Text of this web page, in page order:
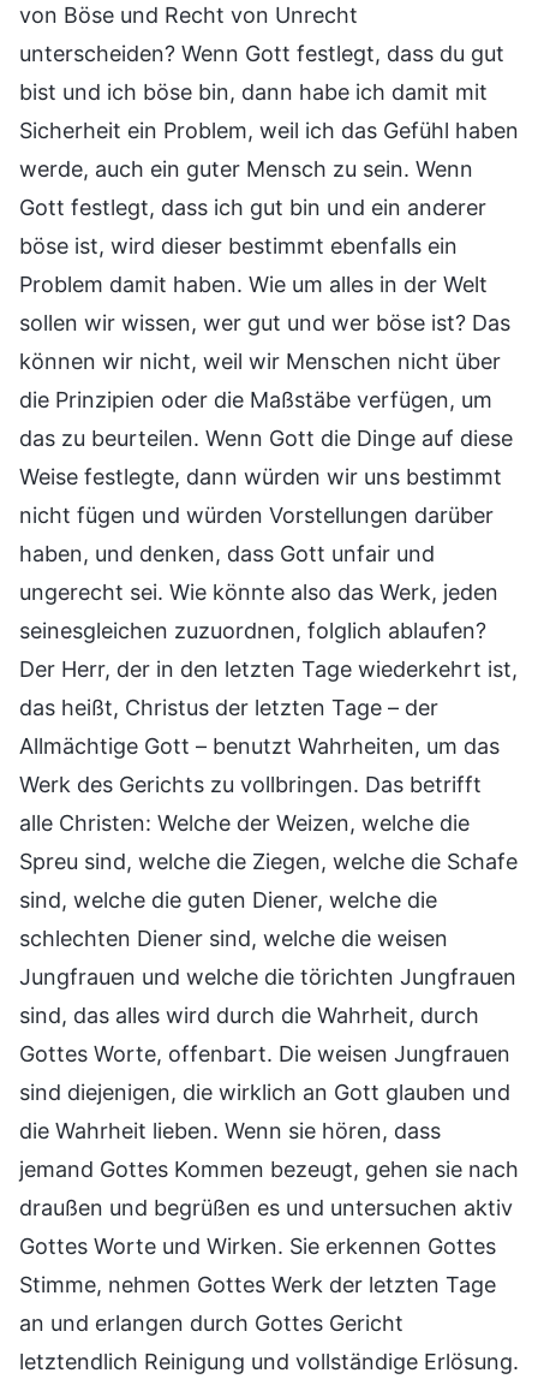
von Böse und Recht von Unrecht
unterscheiden? Wenn Gott festlegt, dass du gut
bist und ich böse bin, dann habe ich damit mit
Sicherheit ein Problem, weil ich das Gefühl haben
werde, auch ein guter Mensch zu sein. Wenn
Gott festlegt, dass ich gut bin und ein anderer
böse ist, wird dieser bestimmt ebenfalls ein
Problem damit haben. Wie um alles in der Welt
sollen wir wissen, wer gut und wer böse ist? Das
können wir nicht, weil wir Menschen nicht über
die Prinzipien oder die Maßstäbe verfügen, um
das zu beurteilen. Wenn Gott die Dinge auf diese
Weise festlegte, dann würden wir uns bestimmt
nicht fügen und würden Vorstellungen darüber
haben, und denken, dass Gott unfair und
ungerecht sei. Wie könnte also das Werk, jeden
seinesgleichen zuzuordnen, folglich ablaufen?
Der Herr, der in den letzten Tage wiederkehrt ist,
das heißt, Christus der letzten Tage – der
Allmächtige Gott – benutzt Wahrheiten, um das
Werk des Gerichts zu vollbringen. Das betrifft
alle Christen: Welche der Weizen, welche die
Spreu sind, welche die Ziegen, welche die Schafe
sind, welche die guten Diener, welche die
schlechten Diener sind, welche die weisen
Jungfrauen und welche die törichten Jungfrauen
sind, das alles wird durch die Wahrheit, durch
Gottes Worte, offenbart. Die weisen Jungfrauen
sind diejenigen, die wirklich an Gott glauben und
die Wahrheit lieben. Wenn sie hören, dass
jemand Gottes Kommen bezeugt, gehen sie nach
draußen und begrüßen es und untersuchen aktiv
Gottes Worte und Wirken. Sie erkennen Gottes
Stimme, nehmen Gottes Werk der letzten Tage
an und erlangen durch Gottes Gericht
letztendlich Reinigung und vollständige Erlösung.